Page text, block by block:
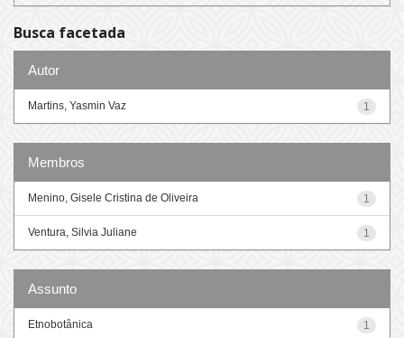
Busca facetada
Autor
1
Martins, Yasmin Vaz
Membros
1
Menino, Gisele Cristina de Oliveira
1
Ventura, Silvia Juliane
Assunto
1
Etnobotânica